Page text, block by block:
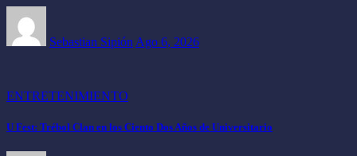
Sebastian Sipión Ago 6, 2026
ENTRETENIMIENTO
U Fest: Trébol Clan en los Ciento Dos Años de Universitario